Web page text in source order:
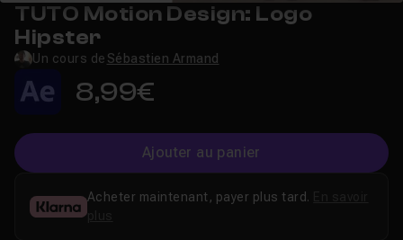
TUTO Motion Design: Logo
Hipster
Un cours de Sébastien Armand
8,99€
Ajouter au panier
Acheter maintenant, payer plus tard.
plus